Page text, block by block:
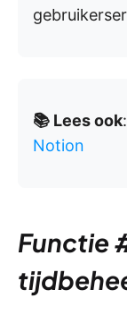
📚 Lees ook:
Notion
Functie